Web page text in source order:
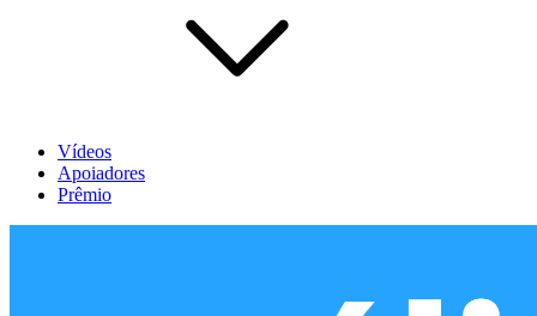
Vídeos
Apoiadores
Prêmio